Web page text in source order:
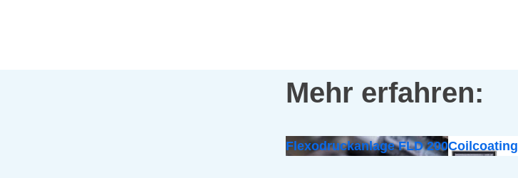
Mehr erfahren:
Flexodruckanlage FLD 200Coilcoating